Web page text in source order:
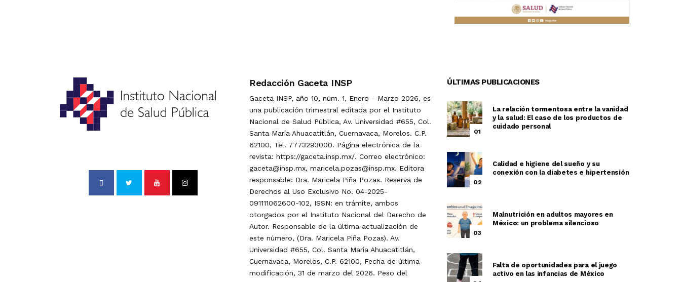
Redacción Gaceta INSP
Gaceta INSP, año 10, núm. 1, Enero - Marzo 2026, es
una publicación trimestral editada por el Instituto
Nacional de Salud Pública, Av. Universidad #655, Col.
Santa María Ahuacatitlán, Cuernavaca, Morelos. C.P.
62100, Tel. 7773293000. Página electrónica de la
revista: https://gaceta.insp.mx/. Correo electrónico:
gaceta@insp.mx, maricela.pozas@insp.mx. Editora
responsable: Dra. Maricela Piña Pozas. Reserva de
Derechos al Uso Exclusivo No. 04-2025-
091111062600-102, ISSN: en trámite, ambos
otorgados por el Instituto Nacional del Derecho de
Autor. Responsable de la última actualización de
este número, (Dra. Maricela Piña Pozas). Av.
Universidad #655, Col. Santa María Ahuacatitlán,
Cuernavaca, Morelos, C.P. 62100, Fecha de última
modificación, 31 de marzo del 2026. Peso del
ÚLTIMAS PUBLICACIONES
01
La relación tormentosa entre la vanidad
y la salud: El caso de los productos de
cuidado personal
02
Calidad e higiene del sueño y su
conexión con la diabetes e hipertensión
03
Malnutrición en adultos mayores en
México: un problema silencioso
Falta de oportunidades para el juego
activo en las infancias de México